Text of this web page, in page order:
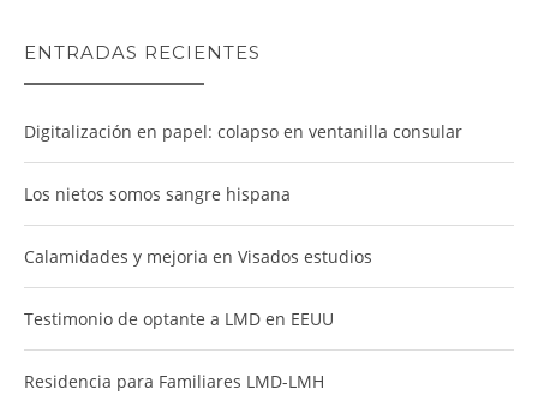
ENTRADAS RECIENTES
Digitalización en papel: colapso en ventanilla consular
Los nietos somos sangre hispana
Calamidades y mejoria en Visados estudios
Testimonio de optante a LMD en EEUU
Residencia para Familiares LMD-LMH